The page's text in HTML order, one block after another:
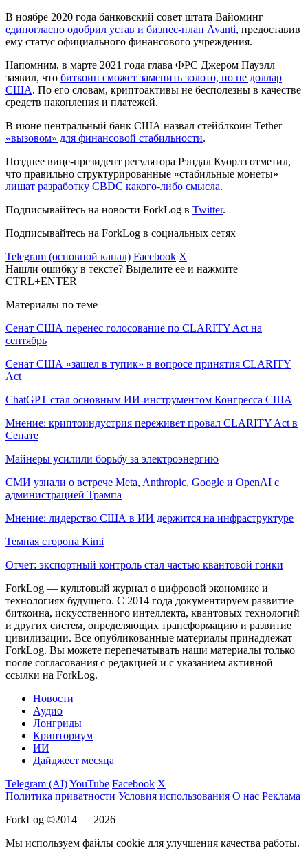
В ноябре 2020 года банковский совет штата Вайоминг
единогласно одобрил устав и бизнес-план Avanti, предоставив
ему статус официального финансового учреждения.
Напомним, в марте 2021 года глава ФРС Джером Пауэлл
заявил, что биткоин сможет заменить золото, но не доллар
США. По его словам, криптоактивы не бесполезны в качестве
средств накопления и платежей.
В июне центральный банк США назвал стейблкоин Tether
«вызовом» для финансовой стабильности.
Позднее вице-президент регулятора Рэндал Куорлз отметил,
что правильно структурированные «стабильные монеты»
лишат разработку CBDC какого-либо смысла.
Подписывайтесь на новости ForkLog в Twitter.
Подписывайтесь на ForkLog в социальных сетях
Telegram (основной канал) Facebook X
Нашли ошибку в тексте? Выделите ее и нажмите
CTRL+ENTER
Материалы по теме
Сенат США перенес голосование по CLARITY Act на
сентябрь
Сенат США «зашел в тупик» в вопросе принятия CLARITY
Act
ChatGPT стал основным ИИ-инструментом Конгресса США
Мнение: криптоиндустрия переживет провал CLARITY Act в
Сенате
Майнеры усилили борьбу за электроэнергию
СМИ узнали о встрече Meta, Anthropic, Google и OpenAI с
администрацией Трампа
Мнение: лидерство США в ИИ держится на инфраструктуре
Темная сторона Kimi
Отчет: экспортный контроль стал частью квантовой гонки
ForkLog — культовый журнал о цифровой экономике и
технологиях будущего. С 2014 года документируем развитие
биткоина, искусственного интеллекта, квантовых технологий
и других систем, определяющих трансформацию и развитие
цивилизации. Все опубликованные материалы принадлежат
ForkLog. Вы можете перепечатывать наши материалы только
после согласования с редакцией и с указанием активной
ссылки на ForkLog.
Новости
Аудио
Лонгриды
Крипториум
ИИ
Дайджест месяца
Telegram (AI)YouTube Facebook X
Политика приватности Условия использования О нас Реклама
ForkLog ©2014 — 2026
Мы используем файлы cookie для улучшения качества работы.